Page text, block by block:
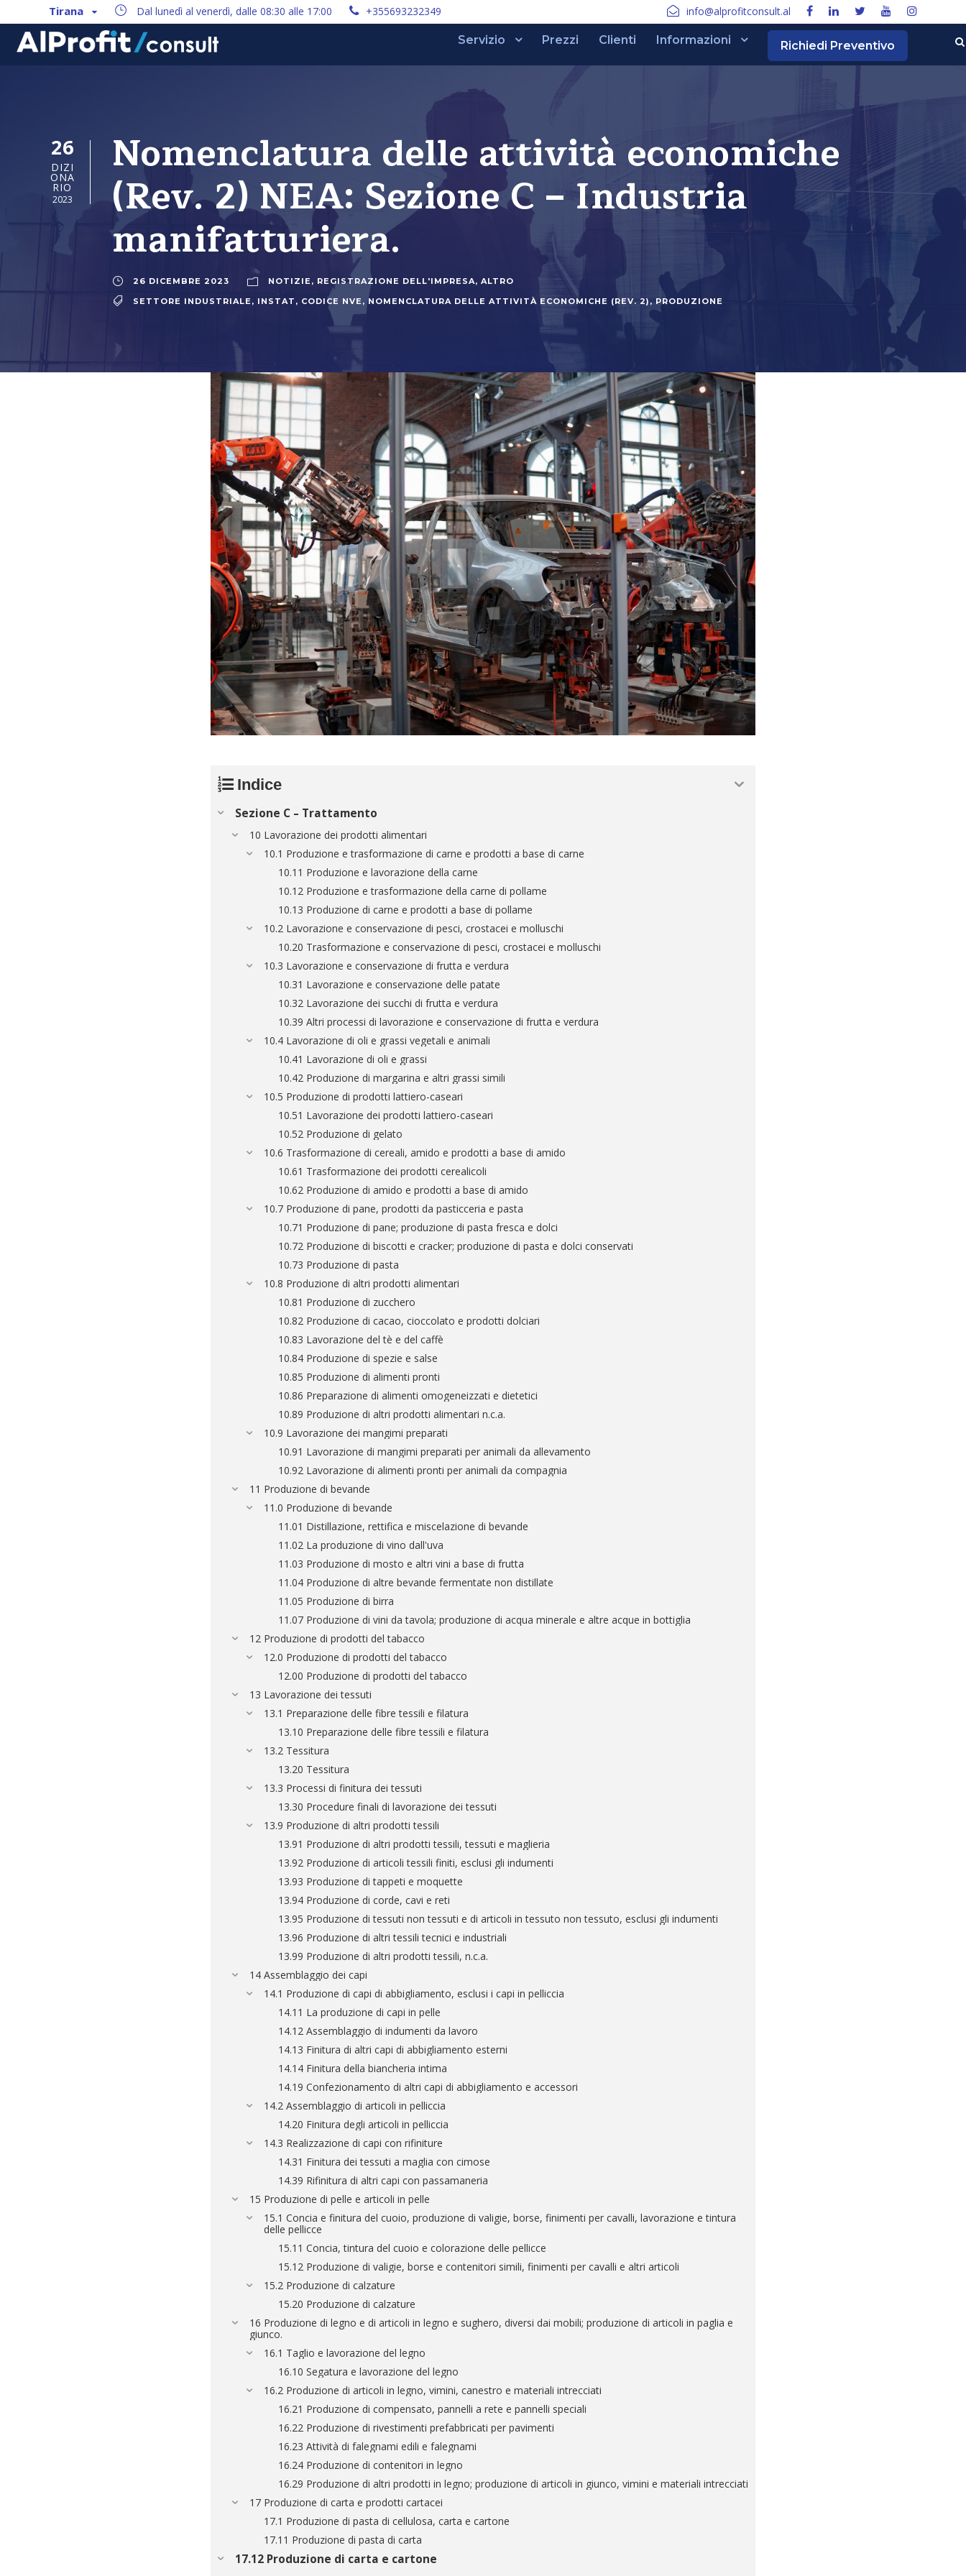
Tirana Dal lunedì al venerdì, dalle 08:30 alle 17:00 +355693232349 info@alprofitconsult.al
Servizio Prezzi Clienti Informazioni Richiedi Preventivo
26
DIZI
ONA
RIO
2023
Nomenclatura delle attività economiche
(Rev. 2) NEA: Sezione C – Industria
manifatturiera.
26 DICEMBRE 2023 NOTIZIE , REGISTRAZIONE DELL'IMPRESA, ALTRO
SETTORE INDUSTRIALE, INSTAT , CODICE NVE , NOMENCLATURA DELLE ATTIVITÀ ECONOMICHE (REV. 2) , PRODUZIONE
Indice
Sezione C – Trattamento
10 Lavorazione dei prodotti alimentari
10.1 Produzione e trasformazione di carne e prodotti a base di carne
10.11 Produzione e lavorazione della carne
10.12 Produzione e trasformazione della carne di pollame
10.13 Produzione di carne e prodotti a base di pollame
10.2 Lavorazione e conservazione di pesci, crostacei e molluschi
10.20 Trasformazione e conservazione di pesci, crostacei e molluschi
10.3 Lavorazione e conservazione di frutta e verdura
10.31 Lavorazione e conservazione delle patate
10.32 Lavorazione dei succhi di frutta e verdura
10.39 Altri processi di lavorazione e conservazione di frutta e verdura
10.4 Lavorazione di oli e grassi vegetali e animali
10.41 Lavorazione di oli e grassi
10.42 Produzione di margarina e altri grassi simili
10.5 Produzione di prodotti lattiero-caseari
10.51 Lavorazione dei prodotti lattiero-caseari
10.52 Produzione di gelato
10.6 Trasformazione di cereali, amido e prodotti a base di amido
10.61 Trasformazione dei prodotti cerealicoli
10.62 Produzione di amido e prodotti a base di amido
10.7 Produzione di pane, prodotti da pasticceria e pasta
10.71 Produzione di pane; produzione di pasta fresca e dolci
10.72 Produzione di biscotti e cracker; produzione di pasta e dolci conservati
10.73 Produzione di pasta
10.8 Produzione di altri prodotti alimentari
10.81 Produzione di zucchero
10.82 Produzione di cacao, cioccolato e prodotti dolciari
10.83 Lavorazione del tè e del caffè
10.84 Produzione di spezie e salse
10.85 Produzione di alimenti pronti
10.86 Preparazione di alimenti omogeneizzati e dietetici
10.89 Produzione di altri prodotti alimentari n.c.a.
10.9 Lavorazione dei mangimi preparati
10.91 Lavorazione di mangimi preparati per animali da allevamento
10.92 Lavorazione di alimenti pronti per animali da compagnia
11 Produzione di bevande
11.0 Produzione di bevande
11.01 Distillazione, rettifica e miscelazione di bevande
11.02 La produzione di vino dall'uva
11.03 Produzione di mosto e altri vini a base di frutta
11.04 Produzione di altre bevande fermentate non distillate
11.05 Produzione di birra
11.07 Produzione di vini da tavola; produzione di acqua minerale e altre acque in bottiglia
12 Produzione di prodotti del tabacco
12.0 Produzione di prodotti del tabacco
12.00 Produzione di prodotti del tabacco
13 Lavorazione dei tessuti
13.1 Preparazione delle fibre tessili e filatura
13.10 Preparazione delle fibre tessili e filatura
13.2 Tessitura
13.20 Tessitura
13.3 Processi di finitura dei tessuti
13.30 Procedure finali di lavorazione dei tessuti
13.9 Produzione di altri prodotti tessili
13.91 Produzione di altri prodotti tessili, tessuti e maglieria
13.92 Produzione di articoli tessili finiti, esclusi gli indumenti
13.93 Produzione di tappeti e moquette
13.94 Produzione di corde, cavi e reti
13.95 Produzione di tessuti non tessuti e di articoli in tessuto non tessuto, esclusi gli indumenti
13.96 Produzione di altri tessili tecnici e industriali
13.99 Produzione di altri prodotti tessili, n.c.a.
14 Assemblaggio dei capi
14.1 Produzione di capi di abbigliamento, esclusi i capi in pelliccia
14.11 La produzione di capi in pelle
14.12 Assemblaggio di indumenti da lavoro
14.13 Finitura di altri capi di abbigliamento esterni
14.14 Finitura della biancheria intima
14.19 Confezionamento di altri capi di abbigliamento e accessori
14.2 Assemblaggio di articoli in pelliccia
14.20 Finitura degli articoli in pelliccia
14.3 Realizzazione di capi con rifiniture
14.31 Finitura dei tessuti a maglia con cimose
14.39 Rifinitura di altri capi con passamaneria
15 Produzione di pelle e articoli in pelle
15.1 Concia e finitura del cuoio, produzione di valigie, borse, finimenti per cavalli, lavorazione e tintura
delle pellicce
15.11 Concia, tintura del cuoio e colorazione delle pellicce
15.12 Produzione di valigie, borse e contenitori simili, finimenti per cavalli e altri articoli
15.2 Produzione di calzature
15.20 Produzione di calzature
16 Produzione di legno e di articoli in legno e sughero, diversi dai mobili; produzione di articoli in paglia e
giunco.
16.1 Taglio e lavorazione del legno
16.10 Segatura e lavorazione del legno
16.2 Produzione di articoli in legno, vimini, canestro e materiali intrecciati
16.21 Produzione di compensato, pannelli a rete e pannelli speciali
16.22 Produzione di rivestimenti prefabbricati per pavimenti
16.23 Attività di falegnami edili e falegnami
16.24 Produzione di contenitori in legno
16.29 Produzione di altri prodotti in legno; produzione di articoli in giunco, vimini e materiali intrecciati
17 Produzione di carta e prodotti cartacei
17.1 Produzione di pasta di cellulosa, carta e cartone
17.11 Produzione di pasta di carta
17.12 Produzione di carta e cartone